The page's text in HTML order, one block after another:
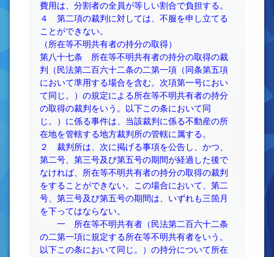
費用は、分割者の全員が等しい割合で負担する。
４ 第二項の裁判に対しては、不服を申し立てる
ことができない。
（所在等不明共有者の持分の取得）
第八十七条 所在等不明共有者の持分の取得の裁
判（民法第二百六十二条の二第一項（同条第五項
において準用する場合を含む。次項第一号におい
て同じ。）の規定による所在等不明共有者の持分
の取得の裁判をいう。以下この条において同
じ。）に係る事件は、当該裁判に係る不動産の所
在地を管轄する地方裁判所の管轄に属する。
２ 裁判所は、次に掲げる事項を公告し、かつ、
第二号、第三号及び第五号の期間が経過した後で
なければ、所在等不明共有者の持分の取得の裁判
をすることができない。この場合において、第二
号、第三号及び第五号の期間は、いずれも三箇月
を下ってはならない。
一 所在等不明共有者（民法第二百六十二条
の二第一項に規定する所在等不明共有者をいう。
以下この条において同じ。）の持分について所在